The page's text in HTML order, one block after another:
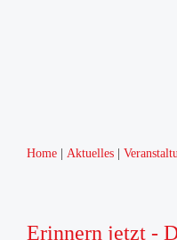
Home Aktuelles
Erinnern jetzt -